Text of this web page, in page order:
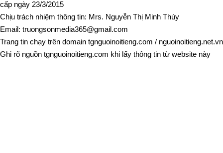
cấp ngày 23/3/2015
Chịu trách nhiệm thông tin: Mrs. Nguyễn Thị Minh Thúy
Email: truongsonmedia365@gmail.com
Trang tin chạy trên domain tgnguoinoitieng.com / nguoinoitieng.net.vn
Ghi rõ nguồn tgnguoinoitieng.com khi lấy thông tin từ website này